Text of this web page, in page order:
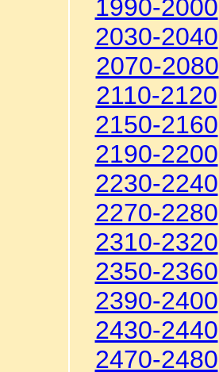
1990-2000
2030-2040
2070-2080
2110-2120
2150-2160
2190-2200
2230-2240
2270-2280
2310-2320
2350-2360
2390-2400
2430-2440
2470-2480